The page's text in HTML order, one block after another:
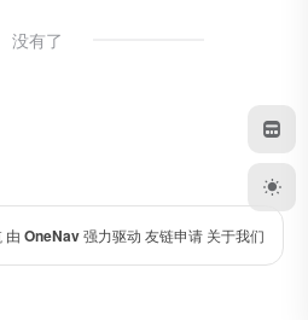
没有了
由 OneNav强力驱动 友链申请 关于我们